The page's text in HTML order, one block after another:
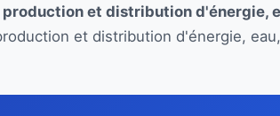
et distribution d'énergie,
et distribution d'énergie,